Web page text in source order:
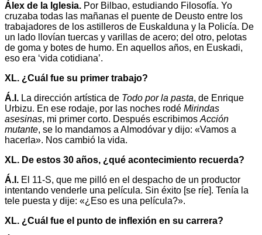
Álex de la Iglesia. Por Bilbao, estudiando Filosofía. Yo
cruzaba todas las mañanas el puente de Deusto entre los
trabajadores de los astilleros de Euskalduna y la Policía. De
un lado llovían tuercas y varillas de acero; del otro, pelotas
de goma y botes de humo. En aquellos años, en Euskadi,
eso era ‘vida cotidiana’.
XL. ¿Cuál fue su primer trabajo?
Á.I. La dirección artística de Todo por la pasta, de Enrique
Urbizu. En ese rodaje, por las noches rodé Mirindas
asesinas, mi primer corto. Después escribimos Acción
mutante, se lo mandamos a Almodóvar y dijo: «Vamos a
hacerla». Nos cambió la vida.
XL. De estos 30 años, ¿qué acontecimiento recuerda?
Á.I. El 11-S, que me pilló en el despacho de un productor
intentando venderle una película. Sin éxito [se ríe]. Tenía la
tele puesta y dije: «¿Eso es una película?».
XL. ¿Cuál fue el punto de inflexión en su carrera?